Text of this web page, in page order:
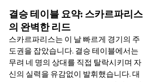
결승 테이블 요약: 스카르파리스
의 완벽한 리드
스카르파리스는 이 날 빠르게 경기의 주
도권을 잡았습니다. 결승 테이블에서는
무려 네 명의 상대를 직접 탈락시키며 자
신의 실력을 유감없이 발휘했습니다. 대